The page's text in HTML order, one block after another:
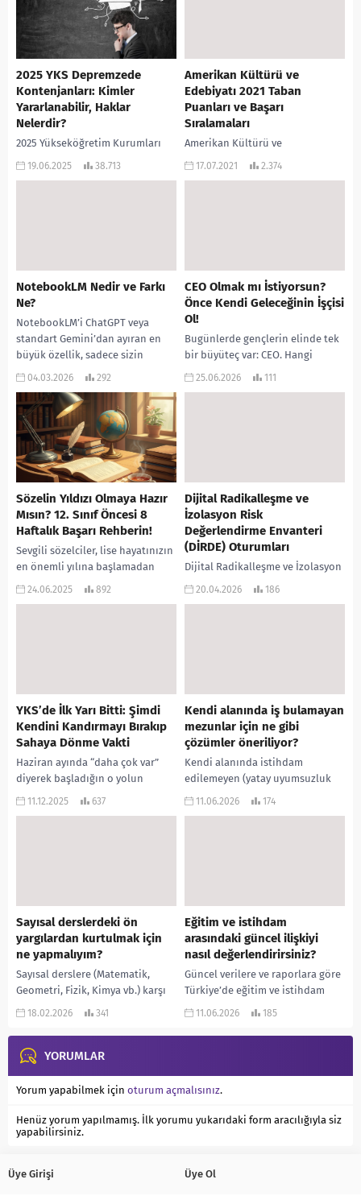
hem de küresel ölçekte yaşanan
yapay...
2025 YKS Depremzede
Kontenjanları: Kimler
Yararlanabilir, Haklar
Nelerdir?
2025 Yükseköğretim Kurumları
Sınavı (YKS) yaklaşırken,
19.06.2025 38.713
Amerikan Kültürü ve
Edebiyatı 2021 Taban
Puanları ve Başarı
Sıralamaları
Amerikan Kültürü ve
Edebiyatı Taban Puanları
17.07.2021 2.374
NotebookLM Nedir ve Farkı
Ne?
NotebookLM’i ChatGPT veya
standart Gemini’dan ayıran en
büyük özellik, sadece sizin
yüklediğiniz kaynaklara (belgeler,
vermesidir....
04.03.2026 292
CEO Olmak mı İstiyorsun?
Önce Kendi Geleceğinin İşçisi
Ol!
Bugünlerde gençlerin elinde tek
bir büyüteç var: CEO. Hangi
bölüme gitsem CEO olurum?
25.06.2026 111
Sözelin Yıldızı Olmaya Hazır
Mısın? 12. Sınıf Öncesi 8
Haftalık Başarı Rehberin!
Sevgili sözelciler, lise hayatınızın
en önemli yılına başlamadan
önceki o değerli yaz
24.06.2025 892
Dijital Radikalleşme ve
İzolasyon Risk
Değerlendirme Envanteri
(DİRDE) Oturumları
Dijital Radikalleşme ve İzolasyon
Risk Değerlendirme
20.04.2026 186
YKS’de İlk Yarı Bitti: Şimdi
Kendini Kandırmayı Bırakıp
Sahaya Dönme Vakti
Haziran ayında “daha çok var”
diyerek başladığın o yolun
yarısını geride bıraktın. Takvimler
11.12.2025 637
Kendi alanında iş bulamayan
mezunlar için ne gibi
çözümler öneriliyor?
Kendi alanında istihdam
edilemeyen (yatay uyumsuzluk
yaşayan) mezunlar ve bu riski
11.06.2026 174
Sayısal derslerdeki ön
yargılardan kurtulmak için
ne yapmalıyım?
Sayısal derslere (Matematik,
Geometri, Fizik, Kimya vb.) karşı
oluşan ön yargıları kırmak için
yaklaşım, zihniyet değişikliği ve...
18.02.2026 341
Eğitim ve istihdam
arasındaki güncel ilişkiyi
nasıl değerlendirirsiniz?
Güncel verilere ve raporlara göre
Türkiye’de eğitim ve istihdam
arasındaki ilişki, geleneksel
istihdam ve refah artar”
11.06.2026 185
YORUMLAR
Yorum yapabilmek için oturum açmalısınız.
Henüz yorum yapılmamış. İlk yorumu yukarıdaki form aracılığıyla siz
yapabilirsiniz.
Üye Girişi Üye Ol